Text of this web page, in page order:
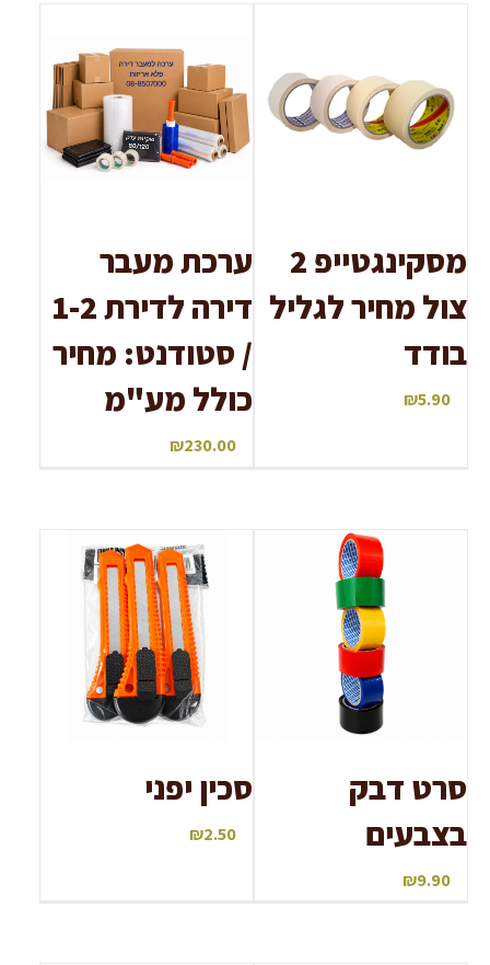
מסקינגטייפ 2
צול מחיר לגליל
בודד
₪5.90
ערכת מעבר
דירה לדירת 1-2
/ סטודנט: מחיר
כולל מע"מ
₪230.00
סרט דבק
בצבעים
₪9.90
סכין יפני
₪2.50